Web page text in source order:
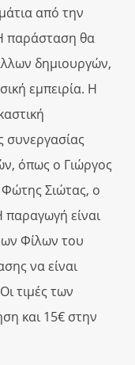
από την
παράσταση θα
δημιουργών,
εμπειρία. Η
συνεργασίας
όπως ο Γιώργος
Σιώτας, ο
παραγωγή είναι
Φίλων του
να είναι
τιμές των
και 15€ στην